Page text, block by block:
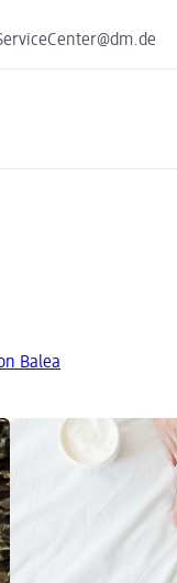
Balea